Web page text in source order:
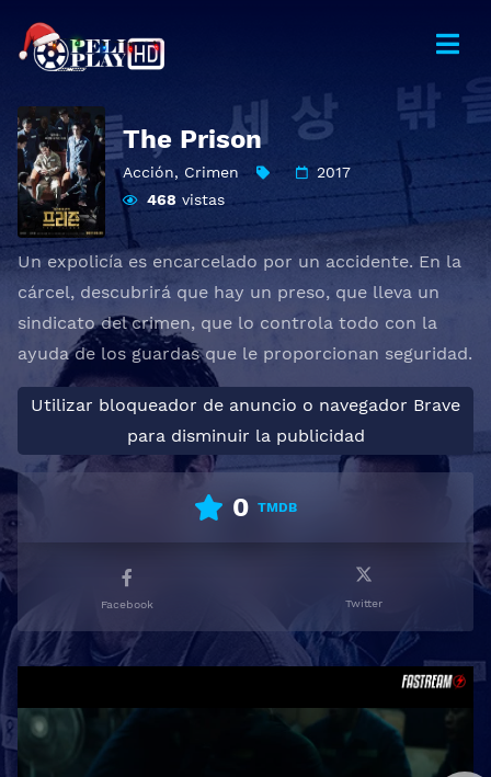
The Prison
Acción, Crimen
2017
468 vistas
Un expolicía es encarcelado por un accidente. En la
cárcel, descubrirá que hay un preso, que lleva un
sindicato del crimen, que lo controla todo con la
ayuda de los guardas que le proporcionan seguridad.
Utilizar bloqueador de anuncio o navegador Brave
para disminuir la publicidad
0 TMDB
Facebook Twitter